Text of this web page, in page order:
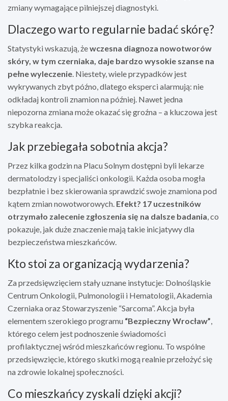
zmiany wymagające pilniejszej diagnostyki.
Dlaczego warto regularnie badać skórę?
Statystyki wskazują, żewczesna diagnoza nowotworów
skóry, w tym czerniaka, daje bardzo wysokie szanse na
pełne wyleczenie. Niestety, wiele przypadków jest
wykrywanych zbyt późno, dlatego eksperci alarmują: nie
odkładaj kontroli znamion na później. Nawet jedna
niepozorna zmiana może okazać się groźna – a kluczowa jest
szybka reakcja.
Jak przebiegała sobotnia akcja?
Przez kilka godzin na Placu Solnym dostępni byli lekarze
dermatolodzy i specjaliści onkologii. Każda osoba mogła
bezpłatnie i bez skierowania sprawdzić swoje znamiona pod
kątem zmian nowotworowych. Efekt? 17 uczestników
otrzymało zalecenie zgłoszenia się na dalsze badania, co
pokazuje, jak duże znaczenie mają takie inicjatywy dla
bezpieczeństwa mieszkańców.
Kto stoi za organizacją wydarzenia?
Za przedsięwzięciem stały uznane instytucje: Dolnośląskie
Centrum Onkologii, Pulmonologii i Hematologii, Akademia
Czerniaka oraz Stowarzyszenie “Sarcoma”. Akcja była
elementem szerokiego programu “Bezpieczny Wrocław”,
którego celem jest podnoszenie świadomości
profilaktycznej wśród mieszkańców regionu. To wspólne
przedsięwzięcie, którego skutki mogą realnie przełożyć się
na zdrowie lokalnej społeczności.
Co mieszkańcy zyskali dzięki akcji?